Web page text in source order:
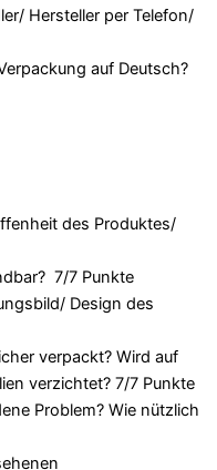
Hersteller per Telefon/
auf Deutsch?
des Produktes/
? 7/7 Punkte
Design des
verpackt? Wird auf
verzichtet? 7/7 Punkte
Problem? Wie nützlich